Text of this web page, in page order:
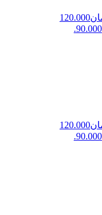
قیمت اصلی: تومان120.000
قیمت اصلی: تومان120.000